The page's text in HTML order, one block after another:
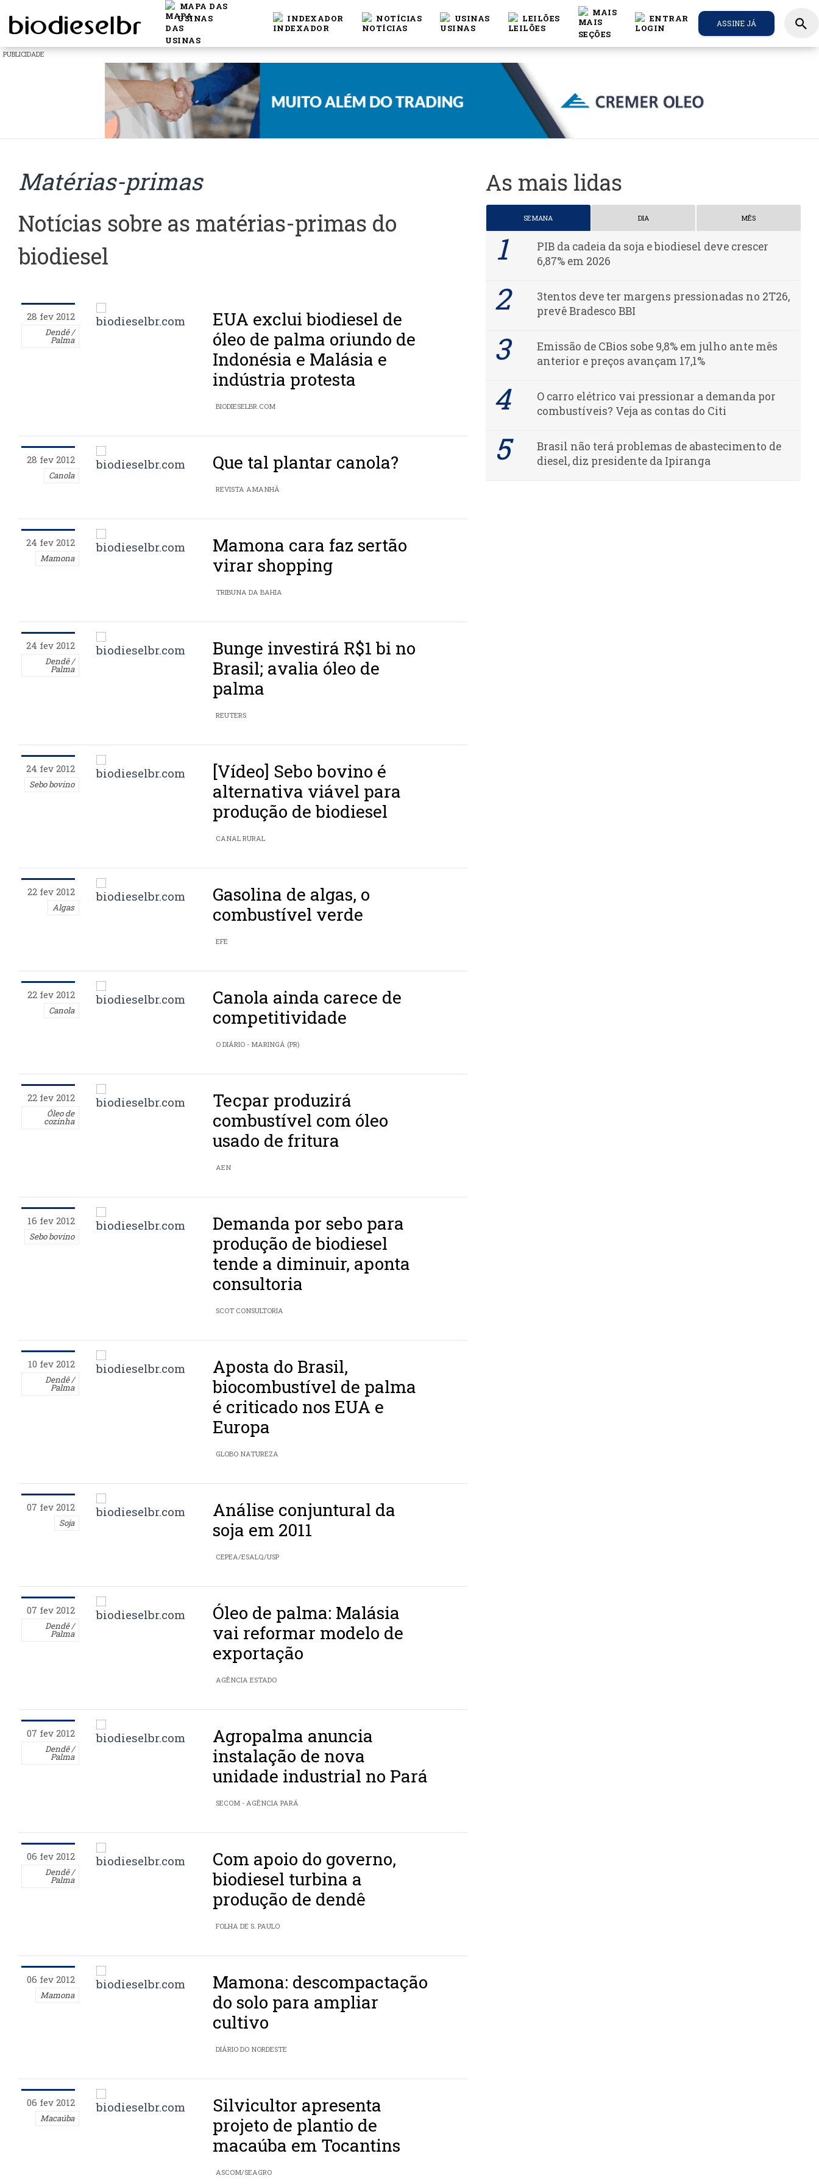
MAPA DAS
USINAS
INDEXADOR NOTÍCIAS USINAS LEILÕES
MAIS
ENTRAR ASSINE JÁ search
PUBLICIDADE
Matérias-primas
Notícias sobre as matérias-primas do
biodiesel
28 fev 2012
Dendê /
Palma
EUA exclui biodiesel de
óleo de palma oriundo de
Indonésia e Malásia e
indústria protesta
BIODIESELBR.COM
28 fev 2012
Canola
Que tal plantar canola?
REVISTA AMANHÃ
24 fev 2012
Mamona
Mamona cara faz sertão
virar shopping
TRIBUNA DA BAHIA
24 fev 2012
Dendê /
Palma
Bunge investirá R$1 bi no
Brasil; avalia óleo de
palma
REUTERS
24 fev 2012
Sebo bovino
[Vídeo] Sebo bovino é
alternativa viável para
produção de biodiesel
CANAL RURAL
22 fev 2012
Algas
Gasolina de algas, o
combustível verde
EFE
22 fev 2012
Canola
Canola ainda carece de
competitividade
O DIÁRIO - MARINGÁ (PR)
22 fev 2012
Óleo de
cozinha
Tecpar produzirá
combustível com óleo
usado de fritura
AEN
16 fev 2012
Sebo bovino
Demanda por sebo para
produção de biodiesel
tende a diminuir, aponta
consultoria
SCOT CONSULTORIA
10 fev 2012
Dendê /
Palma
Aposta do Brasil,
biocombustível de palma
é criticado nos EUA e
Europa
GLOBO NATUREZA
07 fev 2012
Soja
Análise conjuntural da
soja em 2011
CEPEA/ESALQ/USP
07 fev 2012
Dendê /
Palma
Óleo de palma: Malásia
vai reformar modelo de
exportação
AGÊNCIA ESTADO
07 fev 2012
Dendê /
Palma
Agropalma anuncia
instalação de nova
unidade industrial no Pará
SECOM - AGÊNCIA PARÁ
06 fev 2012
Dendê /
Palma
Com apoio do governo,
biodiesel turbina a
produção de dendê
FOLHA DE S. PAULO
06 fev 2012
Mamona
Mamona: descompactação
do solo para ampliar
cultivo
DIÁRIO DO NORDESTE
06 fev 2012
Macaúba
Silvicultor apresenta
projeto de plantio de
macaúba em Tocantins
ASCOM/SEAGRO
As mais lidas
SEMANA DIA MÊS
PIB da cadeia da soja e biodiesel deve crescer
6,87% em 2026
3tentos deve ter margens pressionadas no 2T26,
prevê Bradesco BBI
Emissão de CBios sobe 9,8% em julho ante mês
anterior e preços avançam 17,1%
O carro elétrico vai pressionar a demanda por
combustíveis? Veja as contas do Citi
Brasil não terá problemas de abastecimento de
diesel, diz presidente da Ipiranga